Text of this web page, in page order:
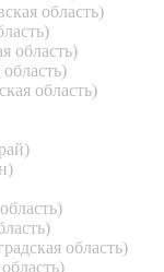
область)
область)
область)
область)